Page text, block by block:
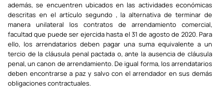
además, se encuentren ubicados en las actividades económicas
descritas en el artículo segundo , la alternativa de terminar de
manera unilateral los contratos de arrendamiento comercial,
facultad que puede ser ejercida hasta el 31 de agosto de 2020. Para
ello, los arrendatarios deben pagar una suma equivalente a un
tercio de la cláusula penal pactada o, ante la ausencia de cláusula
penal, un canon de arrendamiento. De igual forma, los arrendatarios
deben encontrarse a paz y salvo con el arrendador en sus demás
obligaciones contractuales.